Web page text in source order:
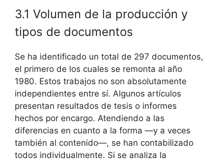
3.1 Volumen de la producción y
tipos de documentos
Se ha identificado un total de 297 documentos,
el primero de los cuales se remonta al año
1980. Estos trabajos no son absolutamente
independientes entre sí. Algunos artículos
presentan resultados de tesis o informes
hechos por encargo. Atendiendo a las
diferencias en cuanto a la forma —y a veces
también al contenido—, se han contabilizado
todos individualmente. Si se analiza la